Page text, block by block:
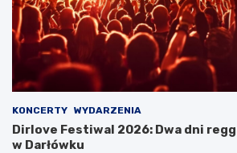
KONCERTY WYDARZENIA
Dirlove Festiwal 2026: Dwa dni
w Darłówku